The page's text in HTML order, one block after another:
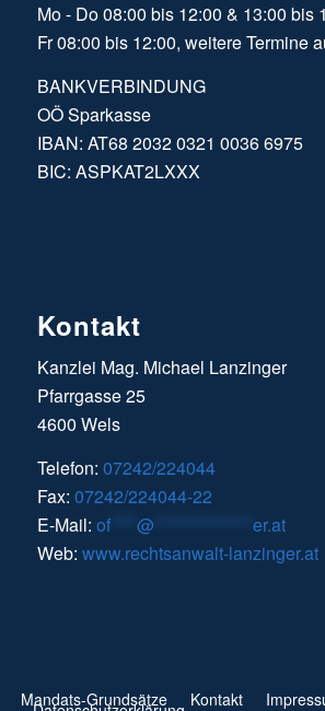
Mo - Do 08:00 bis 12:00 & 13:00 bis
Fr 08:00 bis 12:00, weitere Termine
BANKVERBINDUNG
OÖ Sparkasse
IBAN: AT68 2032 0321 0036 6975
BIC: ASPKAT2LXXX
Kontakt
Kanzlei Mag. Michael Lanzinger
Pfarrgasse 25
4600 Wels
Telefon: 07242/224044
Fax: 07242/224044-22
E-Mail: of**** @*************** er.at
Web: www.rechtsanwalt-lanzinger.at
Mandats-Grundsätze Kontakt